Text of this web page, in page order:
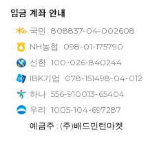
입금 계좌 안내
국민 808837-04-002608
NH농협
098-01-175790
신한 100-026-840244
IBK기업
078-151498-04-012
하나 556-910013-65404
우리 1005-104-697287
예금주 : (주)배드민턴마켓